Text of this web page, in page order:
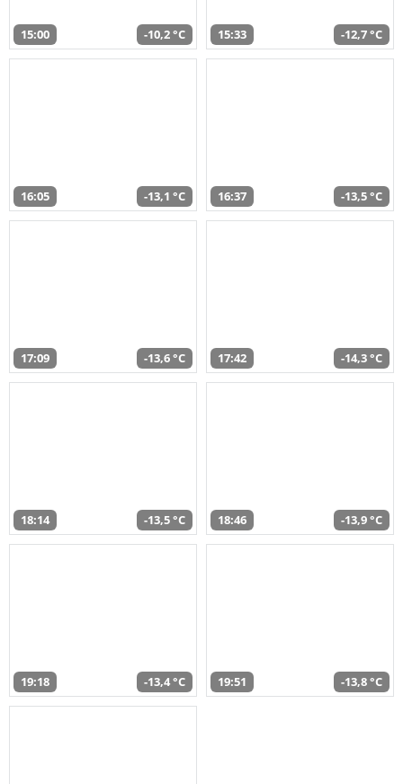
15:00 -10,2 °C 15:33 -12,7 °C
16:05 -13,1 °C 16:37 -13,5 °C
17:09 -13,6 °C 17:42 -14,3 °C
18:14 -13,5 °C 18:46 -13,9 °C
19:18 -13,4 °C 19:51 -13,8 °C